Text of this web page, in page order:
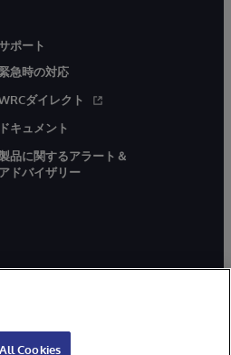
ポート
緊急時の対応
ダイレクト
ドキュメント
品に関するアラート＆
アドバイザリー
Cookies